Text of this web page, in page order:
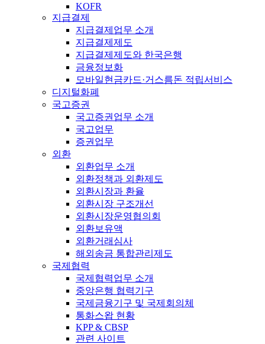
KOFR
지급결제
지급결제업무 소개
지급결제제도
지급결제제도와 한국은행
금융정보화
모바일현금카드·거스름돈 적립서비스
디지털화폐
국고증권
국고증권업무 소개
국고업무
증권업무
외환
외환업무 소개
외환정책과 외환제도
외환시장과 환율
외환시장 구조개선
외환시장운영협의회
외환보유액
외환거래심사
해외송금 통합관리제도
국제협력
국제협력업무 소개
중앙은행 협력기구
국제금융기구 및 국제회의체
통화스왑 현황
KPP & CBSP
관련 사이트